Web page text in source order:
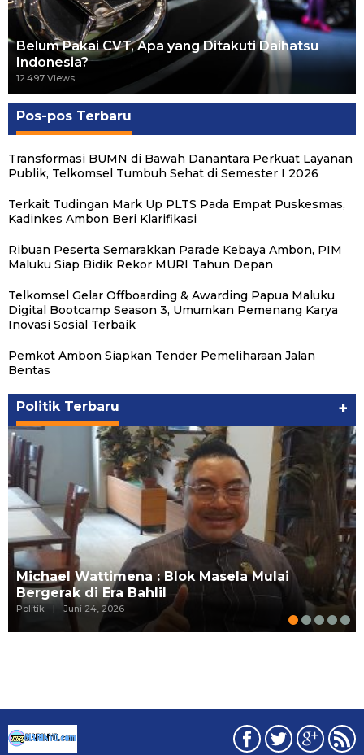
Belum Pakai CVT, Apa yang Ditakuti Daihatsu
Indonesia?
12.497 Views
Pos-pos Terbaru
Transformasi BUMN di Bawah Danantara Perkuat Layanan
Publik, Telkomsel Tumbuh Sehat di Semester I 2026
Terkait Tudingan Mark Up PLTS Pada Empat Puskesmas,
Kadinkes Ambon Beri Klarifikasi
Ribuan Peserta Semarakkan Parade Kebaya Ambon, PIM
Maluku Siap Bidik Rekor MURI Tahun Depan
Telkomsel Gelar Offboarding & Awarding Papua Maluku
Digital Bootcamp Season 3, Umumkan Pemenang Karya
Inovasi Sosial Terbaik
Pemkot Ambon Siapkan Tender Pemeliharaan Jalan
Bentas
Politik Terbaru +
Michael Wattimena : Blok Masela Mulai
Bergerak di Era Bahlil
Politik | Juni 24, 2026